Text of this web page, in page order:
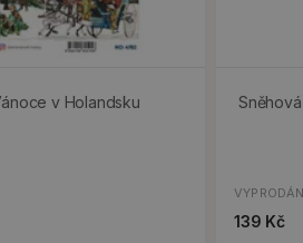
v Holandsku
139 Kč